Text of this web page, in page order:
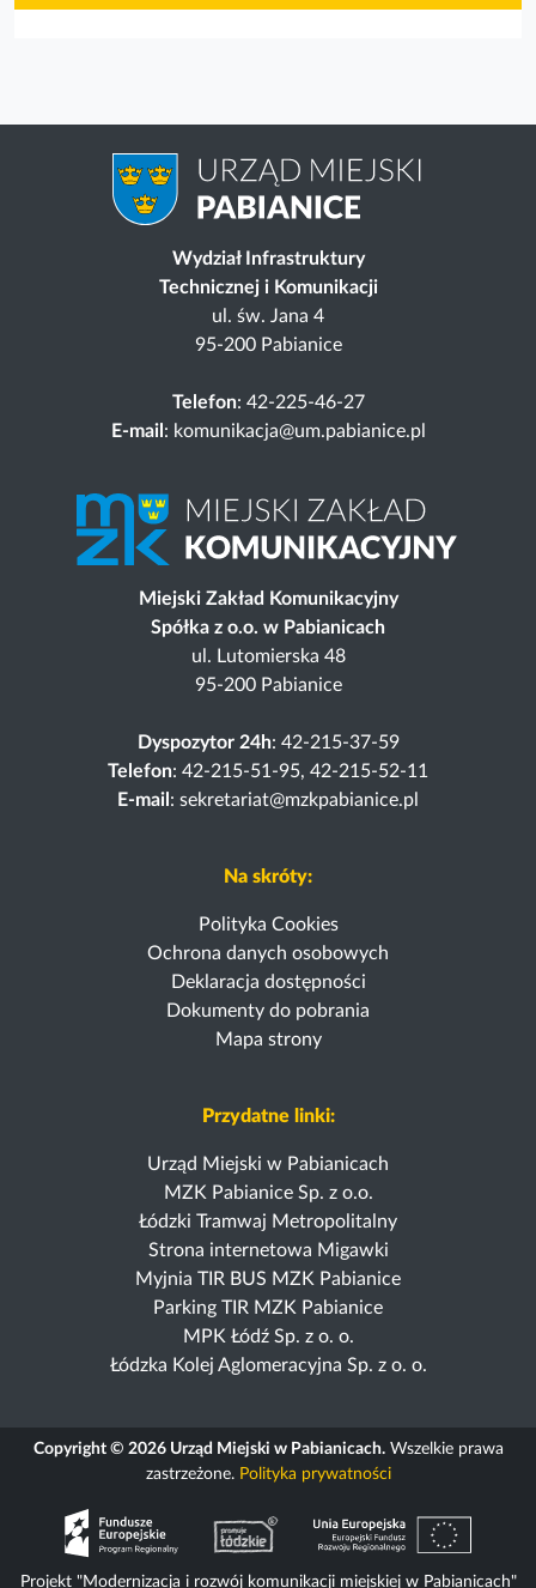
Wydział Infrastruktury
Technicznej i Komunikacji
ul. św. Jana 4
95-200 Pabianice
Telefon: 42-225-46-27
E-mail : komunikacja@um.pabianice.pl
Miejski Zakład Komunikacyjny
Spółka z o.o. w Pabianicach
ul. Lutomierska 48
95-200 Pabianice
Dyspozytor 24h: 42-215-37-59
Telefon: 42-215-51-95, 42-215-52-11
E-mail : sekretariat@mzkpabianice.pl
Na skróty:
Polityka Cookies
Ochrona danych osobowych
Deklaracja dostępności
Dokumenty do pobrania
Mapa strony
Przydatne linki:
Urząd Miejski w Pabianicach
MZK Pabianice Sp. z o.o.
Łódzki Tramwaj Metropolitalny
Strona internetowa Migawki
Myjnia TIR BUS MZK Pabianice
Parking TIR MZK Pabianice
MPK Łódź Sp. z o. o.
Łódzka Kolej Aglomeracyjna Sp. z o. o.
Copyright © 2026 Urząd Miejski w Pabianicach.Wszelkie prawa
zastrzeżone. Polityka prywatności
Projekt "Modernizacja i rozwój komunikacji miejskiej w Pabianicach"